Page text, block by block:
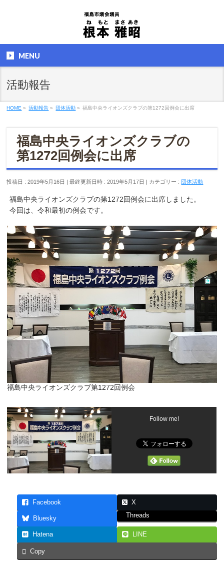
MENU
活動報告
HOME » 活動報告 » 団体活動 » 福島中央ライオンズクラブの第1272回例会に出席
福島中央ライオンズクラブの
第1272回例会に出席
投稿日 : 2019年5月16日 最終更新日時 : 2019年5月17日 カテゴリー : 団体活動
福島中央ライオンズクラブの第1272回例会に出席しました。
今回は、令和最初の例会です。
福島中央ライオンズクラブ第1272回例会
Follow me!
Facebook X
Bluesky Threads
Hatena LINE
Copy